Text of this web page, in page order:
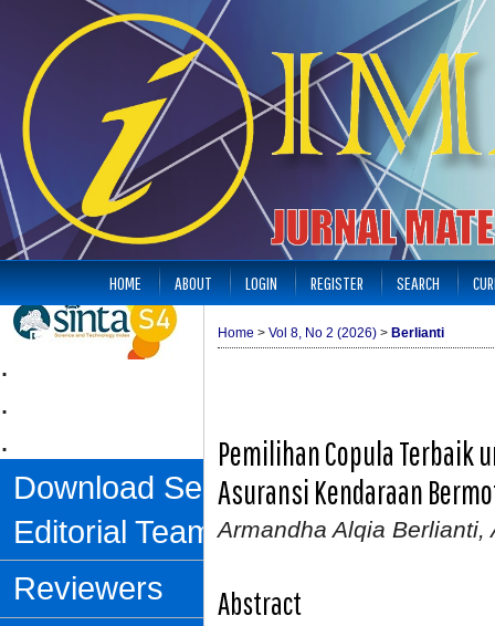
.
.
.
Download Sertifikat
Editorial Team
Reviewers
HOME ABOUT LOGIN REGISTER SEARCH
Home > Vol 8, No 2 (2026) > Berlianti
Pemilihan Copula Terbaik
Asuransi Kendaraan
Armandha Alqia Berlianti,
Abstract